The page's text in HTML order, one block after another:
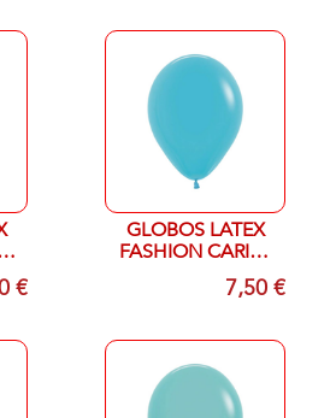
€
GLOBOS LATEX
FASHION CARIBE
038 r-127,50 €